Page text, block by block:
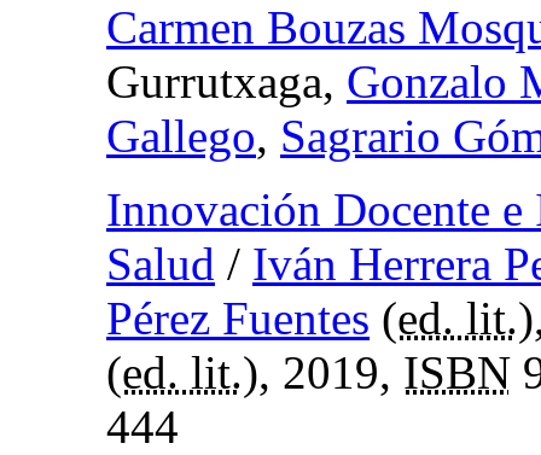
Carmen Bouzas
Gurrutxaga, Gonzalo
Gallego, Sagrario
Innovación Docente
Salud / Iván Herrera
Pérez Fuentes (ed. lit.
(ed. lit.), 2019, ISBN
444